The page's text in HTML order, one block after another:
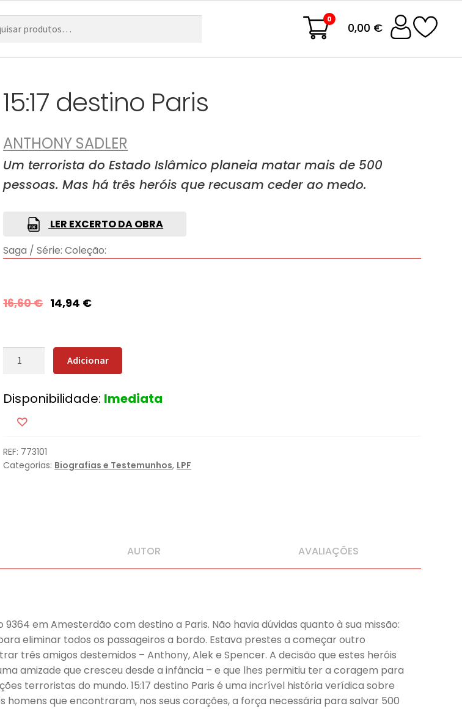
0
0,00 €
15:17 destino Paris
ANTHONY SADLER
Um terrorista do Estado Islâmico planeia matar mais de 500
pessoas. Mas há três heróis que recusam ceder ao medo.
LER EXCERTO DA OBRA
Saga / Série: Coleção:
16,60€ 14,94 €
Quantidade
destino
Paris
Adicionar
Disponibilidade: Imediata
REF: 773101
Categorias: Biografias e Testemunhos, LPF
AUTOR AVALIAÇÕES
em Amesterdão com destino a Paris. Não havia dúvidas quanto à sua missão:
eliminar todos os passageiros a bordo. Estava prestes a começar outro
três amigos destemidos – Anthony, Alek e Spencer. A decisão que estes heróis
amizade que cresceu desde a infância – e que lhes permitiu ter a coragem para
terroristas do mundo. 15:17 destino Paris é uma incrível história verídica sobre
que encontraram, nos seus corações, a força necessária para salvar 500